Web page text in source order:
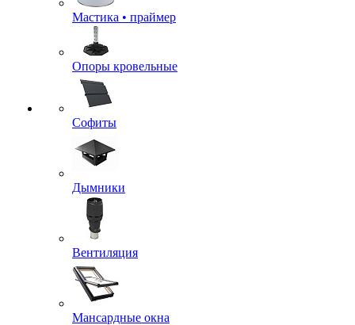
Мастика • праймер
Опоры кровельные
Софиты
Дымники
Вентиляция
Мансардные окна